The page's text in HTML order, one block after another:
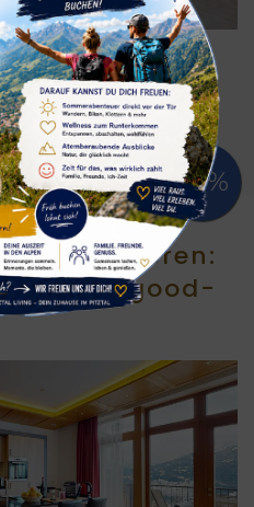
afslapning – direkte
om vinteren:
en feel-good-